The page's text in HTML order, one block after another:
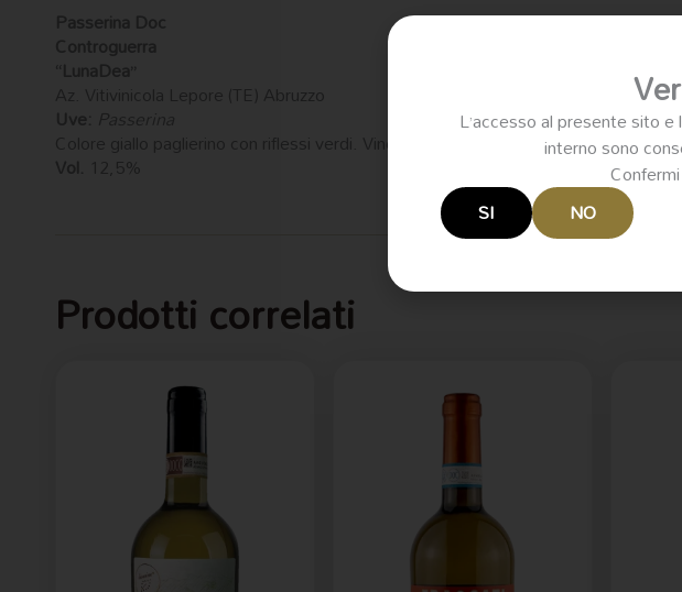
Az. Vitivinicola Lepore (TE) Abruzzo
Colore giallo paglierino con riflessi verdi. Vino di notevole carattere floreale.
Prodotti correlati
L’accesso al presente sito
interno sono
SI
NO